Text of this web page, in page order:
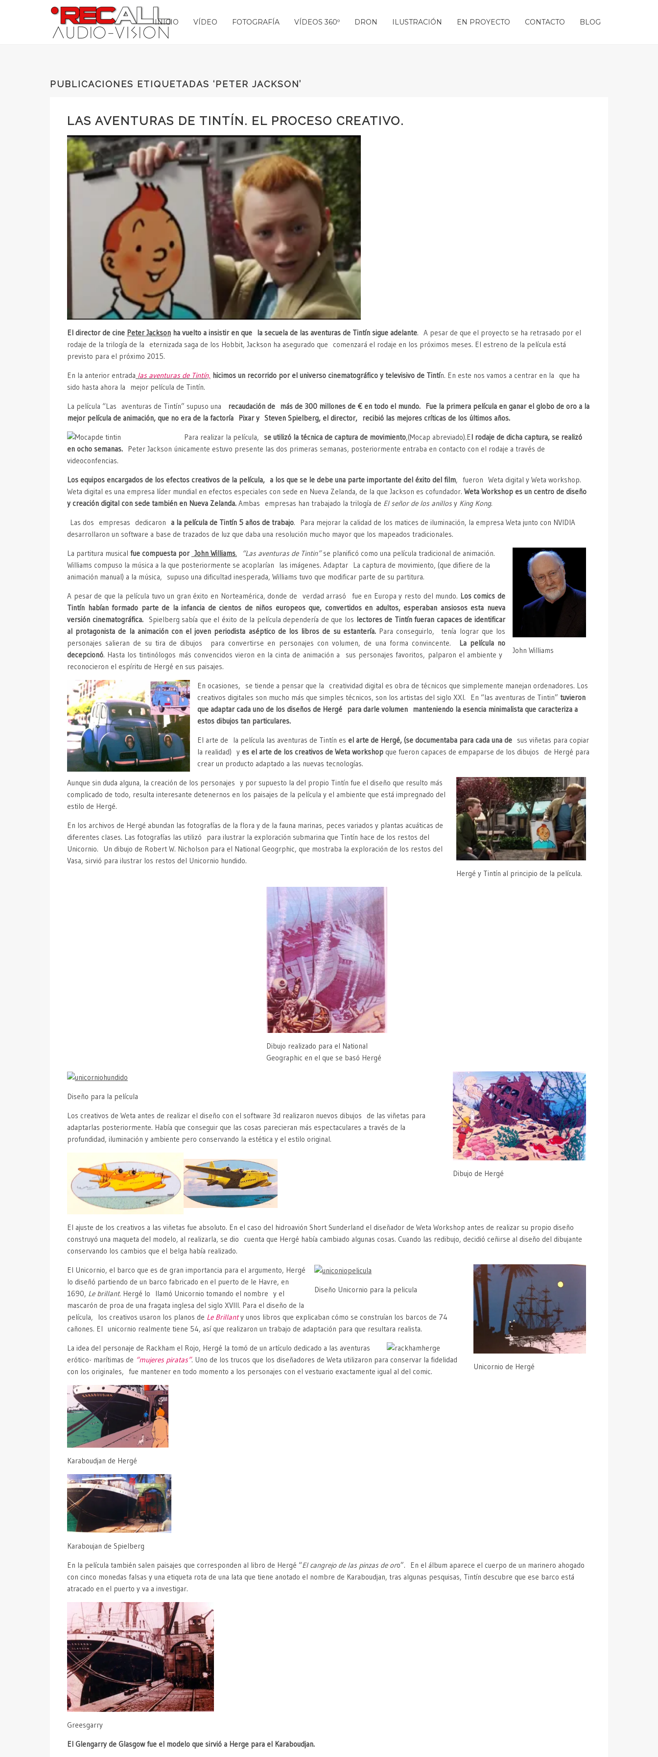
INICIO VÍDEO FOTOGRAFÍA VÍDEOS 360º DRON ILUSTRACIÓN EN PROYECTO CONTACTO BLOG
PUBLICACIONES ETIQUETADAS ‘PETER JACKSON’
LAS AVENTURAS DE TINTÍN. EL PROCESO CREATIVO.
El director de cine Peter Jackson ha vuelto a insistir en que la secuela de las aventuras de Tintín sigue adelante. A pesar de que el proyecto se ha retrasado por el
rodaje de la trilogía de la eternizada saga de los Hobbit, Jackson ha asegurado que comenzará el rodaje en los próximos meses. El estreno de la película está
previsto para el próximo 2015.
En la anterior entrada las aventuras de Tintín, hicimos un recorrido por el universo cinematográfico y televisivo de Tintín. En este nos vamos a centrar en la que ha
sido hasta ahora la mejor película de Tintín.
La película “Las aventuras de Tintín” supuso una recaudación de más de 300 millones de € en todo el mundo. Fue la primera película en ganar el globo de oro a la
mejor película de animación, que no era de la factoría Pixar y Steven Spielberg, el director, recibió las mejores críticas de los últimos años.
Para realizar la película, se utilizó la técnica de captura de movimiento,(Mocap abreviado).El rodaje de dicha captura, se realizó
en ocho semanas. Peter Jackson únicamente estuvo presente las dos primeras semanas, posteriormente entraba en contacto con el rodaje a través de
videoconfencias.
Los equipos encargados de los efectos creativos de la película, a los que se le debe una parte importante del éxito del film, fueron Weta digital y Weta workshop.
Weta digital es una empresa líder mundial en efectos especiales con sede en Nueva Zelanda, de la que Jackson es cofundador. Weta Workshop es un centro de diseño
y creación digital con sede también en Nueva Zelanda. Ambas empresas han trabajado la trilogía de El señor de los anillos y King Kong.
Las dos empresas dedicaron a la película de Tintín 5 años de trabajo. Para mejorar la calidad de los matices de iluminación, la empresa Weta junto con NVIDIA
desarrollaron un software a base de trazados de luz que daba una resolución mucho mayor que los mapeados tradicionales.
John Williams
La partitura musical fue compuesta por John Williams. “Las aventuras de Tintin”se planificó como una película tradicional de animación.
Williams compuso la música a la que posteriormente se acoplarían las imágenes. Adaptar La captura de movimiento, (que difiere de la
animación manual) a la música, supuso una dificultad inesperada, Williams tuvo que modificar parte de su partitura.
A pesar de que la película tuvo un gran éxito en Norteamérica, donde de verdad arrasó fue en Europa y resto del mundo. Los comics de
Tintín habían formado parte de la infancia de cientos de niños europeos que, convertidos en adultos, esperaban ansiosos esta nueva
versión cinematográfica.Spielberg sabía que el éxito de la película dependería de que los lectores de Tintín fueran capaces de identificar
al protagonista de la animación con el joven periodista aséptico de los libros de su estantería. Para conseguirlo, tenía lograr que los
personajes salieran de su tira de dibujos para convertirse en personajes con volumen, de una forma convincente. La película no
decepcionó. Hasta los tintinólogos más convencidos vieron en la cinta de animación a sus personajes favoritos, palparon el ambiente y
reconocieron el espíritu de Hergé en sus paisajes.
En ocasiones, se tiende a pensar que la creatividad digital es obra de técnicos que simplemente manejan ordenadores. Los
creativos digitales son mucho más que simples técnicos, son los artistas del siglo XXI. En “las aventuras de Tintin” tuvieron
que adaptar cada uno de los diseños de Hergé para darle volumen manteniendo la esencia minimalista que caracteriza a
estos dibujos tan particulares.
El arte de la película las aventuras de Tintín es el arte de Hergé, (se documentaba para cada una de sus viñetas para copiar
la realidad) y es el arte de los creativos de Weta workshop que fueron capaces de empaparse de los dibujos de Hergé para
crear un producto adaptado a las nuevas tecnologías.
Hergé y Tintín al principio de la película.
Aunque sin duda alguna, la creación de los personajes y por supuesto la del propio Tintín fue el diseño que resulto más
complicado de todo, resulta interesante detenernos en los paisajes de la película y el ambiente que está impregnado del
estilo de Hergé.
En los archivos de Hergé abundan las fotografías de la flora y de la fauna marinas, peces variados y plantas acuáticas de
diferentes clases. Las fotografías las utilizó para ilustrar la exploración submarina que Tintín hace de los restos del
Unicornio. Un dibujo de Robert W. Nicholson para el National Geogrphic, que mostraba la exploración de los restos del
Vasa, sirvió para ilustrar los restos del Unicornio hundido.
Dibujo realizado para el National
Geographic en el que se basó Hergé
Dibujo de Hergé
Diseño para la película
Los creativos de Weta antes de realizar el diseño con el software 3d realizaron nuevos dibujos de las viñetas para
adaptarlas posteriormente. Había que conseguir que las cosas parecieran más espectaculares a través de la
profundidad, iluminación y ambiente pero conservando la estética y el estilo original.
El ajuste de los creativos a las viñetas fue absoluto. En el caso del hidroavión Short Sunderland el diseñador de Weta Workshop antes de realizar su propio diseño
construyó una maqueta del modelo, al realizarla, se dio cuenta que Hergé había cambiado algunas cosas. Cuando las redibujo, decidió ceñirse al diseño del dibujante
conservando los cambios que el belga había realizado.
Unicornio de Hergé
Diseño Unicornio para la pelicula
El Unicornio, el barco que es de gran importancia para el argumento, Hergé
lo diseñó partiendo de un barco fabricado en el puerto de le Havre, en
1690, Le brillant. Hergé lo llamó Unicornio tomando el nombre y el
mascarón de proa de una fragata inglesa del siglo XVIII. Para el diseño de la
película, los creativos usaron los planos de Le Brillanty unos libros que explicaban cómo se construían los barcos de 74
cañones. El unicornio realmente tiene 54, así que realizaron un trabajo de adaptación para que resultara realista.
La idea del personaje de Rackham el Rojo, Hergé la tomó de un artículo dedicado a las aventuras
erótico- marítimas de “mujeres piratas”. Uno de los trucos que los diseñadores de Weta utilizaron para conservar la fidelidad
con los originales, fue mantener en todo momento a los personajes con el vestuario exactamente igual al del comic.
Karaboudjan de Hergé
Karaboujan de Spielberg
En la película también salen paisajes que corresponden al libro de Hergé “El cangrejo de las pinzas de oro”. En el álbum aparece el cuerpo de un marinero ahogado
con cinco monedas falsas y una etiqueta rota de una lata que tiene anotado el nombre de Karaboudjan, tras algunas pesquisas, Tintín descubre que ese barco está
atracado en el puerto y va a investigar.
Greesgarry
El Glengarry de Glasgow fue el modelo que sirvió a Herge para el Karaboudjan.